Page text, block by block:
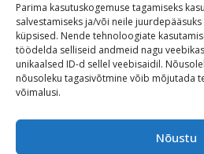
Parima kasutuskogemuse tagamiseks
salvestamiseks ja/või neile
küpsised. Nende tehnoloogiate
töödelda selliseid andmeid nagu
unikaalsed ID-d sellel veebisaidil.
nõusoleku tagasivõtmine võib mõjutada
võimalusi.
Nõustu
Maitseelamused
Vaatamisväärsused
Visit Tallinn